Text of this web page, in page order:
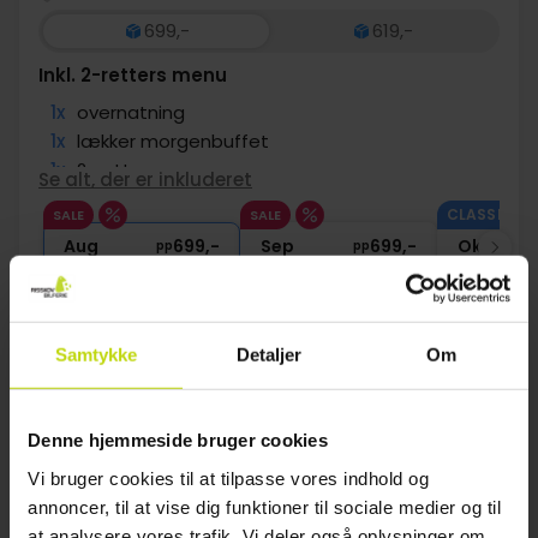
Samtykke Detaljer Om
Denne hjemmeside bruger cookies
Vi bruger cookies til at tilpasse vores indhold og
annoncer, til at vise dig funktioner til sociale medier og til
699,-
619,-
Inkl. 2-retters menu
1x overnatning
1x lækker morgenbuffet
1x 2-retters menu
∞ Gratis internet
1x kaffe to go
Se alt, der er inkluderet
SALE
Aug pp699,-
SALE
Sep pp699,-
CLASSIC II.
Okt
Se mere
FAQ